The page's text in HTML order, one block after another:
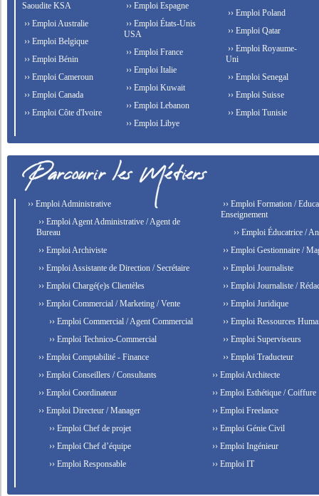
Saoudite KSA
›› Emploi Australie
›› Emploi Belgique
›› Emploi Bénin
›› Emploi Cameroun
›› Emploi Canada
›› Emploi Côte d'Ivoire
›› Emploi Espagne
›› Emploi États-Unis
USA
›› Emploi France
›› Emploi Italie
›› Emploi Kuwait
›› Emploi Lebanon
›› Emploi Libye
›› Emploi Poland
›› Emploi Qatar
›› Emploi Royaume-
Uni
›› Emploi Senegal
›› Emploi Suisse
›› Emploi Tunisie
›› Emploi Administrative
›› Emploi Agent Administrative / Agent de
Bureau
›› Emploi Archiviste
›› Emploi Assistante de Direction / Secrétaire
›› Emploi Chargé(e)s Clientèles
›› Emploi Commercial / Marketing / Vente
›› Emploi Commercial / Agent Commercial
›› Emploi Technico-Commercial
›› Emploi Comptabilité - Finance
›› Emploi Conseillers / Consultants
›› Emploi Coordinateur
›› Emploi Directeur / Manager
›› Emploi Chef de projet
›› Emploi Chef d’équipe
›› Emploi Responsable
›› Emploi Formation /
Enseignement
›› Emploi Éducatrice /
›› Emploi Gestionnaire /
›› Emploi Journaliste
›› Emploi Journaliste /
›› Emploi Juridique
›› Emploi Ressources
›› Emploi Superviseurs
›› Emploi Traducteur
›› Emploi Architecte
›› Emploi Esthétique / Coiffure
›› Emploi Freelance
›› Emploi Génie Civil
›› Emploi Ingénieur
›› Emploi IT